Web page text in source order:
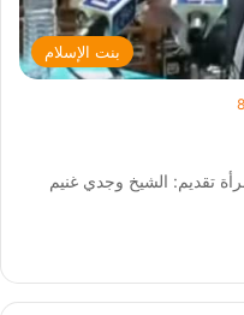
بنت الإسلام
تقديم: الشيخ وجدي غنيم